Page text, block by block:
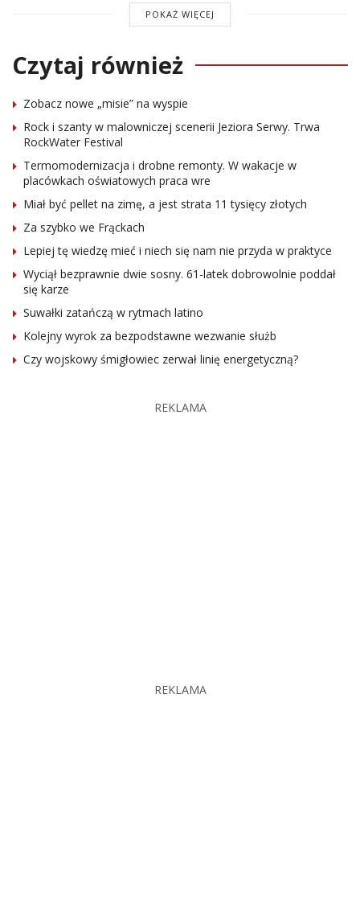
POKAŻ WIĘCEJ
Czytaj również
Zobacz nowe „misie” na wyspie
Rock i szanty w malowniczej scenerii Jeziora Serwy. Trwa
RockWater Festival
Termomodernizacja i drobne remonty. W wakacje w
placówkach oświatowych praca wre
Miał być pellet na zimę, a jest strata 11 tysięcy złotych
Za szybko we Frąckach
Lepiej tę wiedzę mieć i niech się nam nie przyda w praktyce
Wyciął bezprawnie dwie sosny. 61-latek dobrowolnie poddał
się karze
Suwałki zatańczą w rytmach latino
Kolejny wyrok za bezpodstawne wezwanie służb
Czy wojskowy śmigłowiec zerwał linię energetyczną?
REKLAMA
REKLAMA